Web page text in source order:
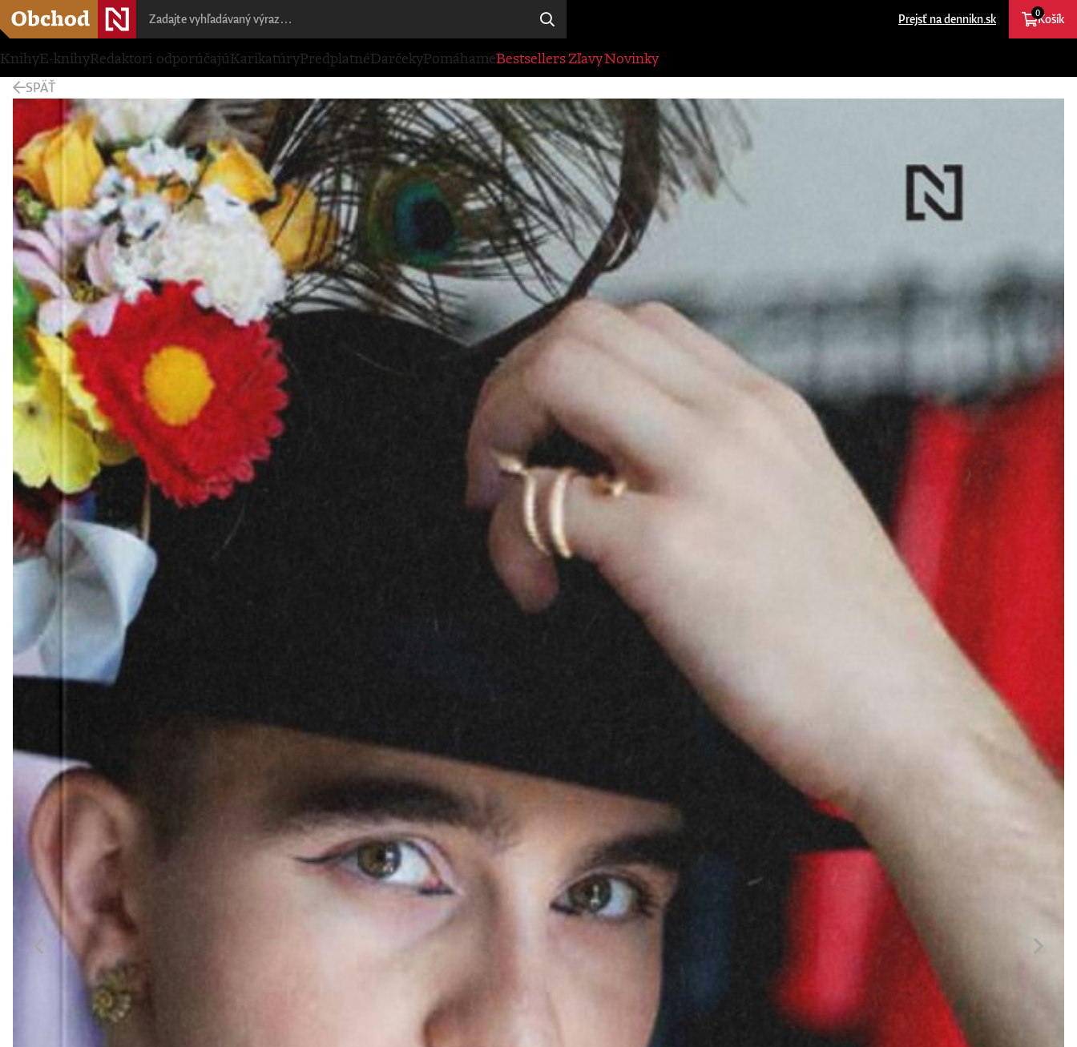
Prejsť na dennikn.sk Košík
0
KnihyE-knihyRedaktori odporúčajúKarikatúryPredplatnéDarčekyPomáhameBestsellersZľavyNovinky
SPÄŤ